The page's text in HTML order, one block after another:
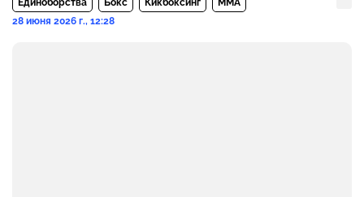
Единоборства Бокс Кикбоксинг
MMA
28 июня 2026 г., 12:28